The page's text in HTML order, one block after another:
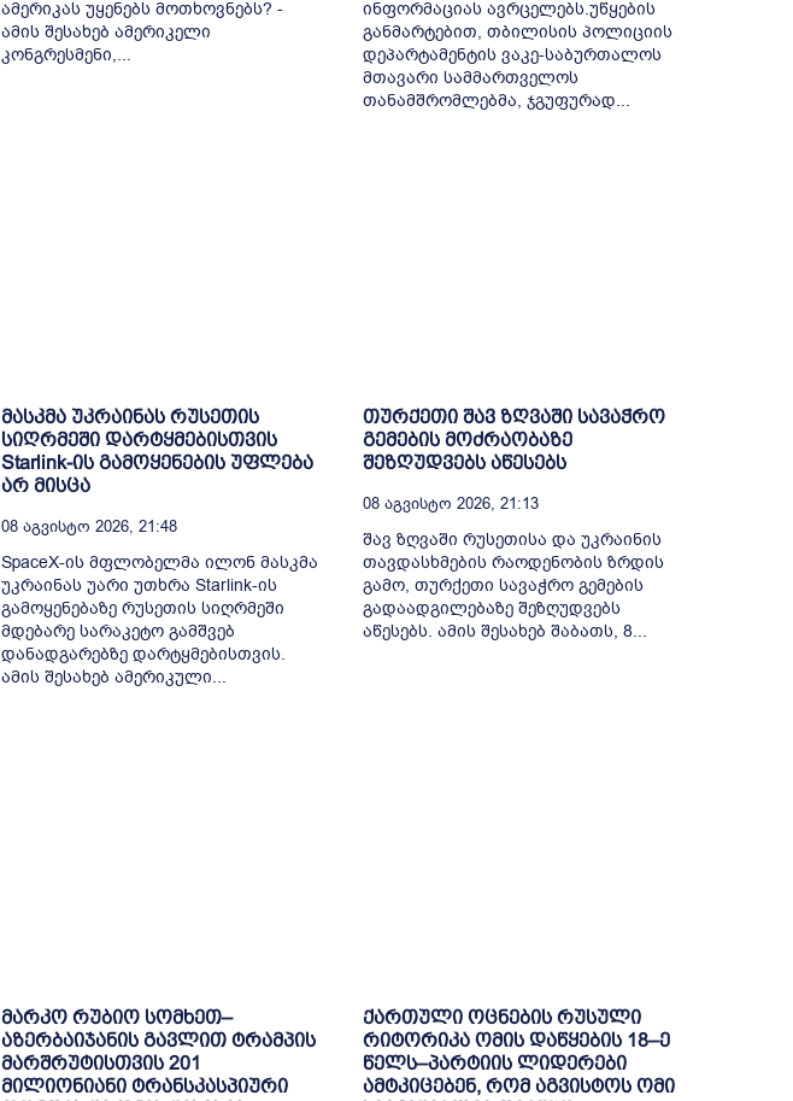
ამერიკას უყენებს მოთხოვნებს? -
ამის შესახებ ამერიკელი
კონგრესმენი,...
ინფორმაციას ავრცელებს.უწყების
განმარტებით, თბილისის პოლიციის
დეპარტამენტის ვაკე-საბურთალოს
მთავარი სამმართველოს
თანამშრომლებმა, ჯგუფურად...
მასკმა უკრაინას რუსეთის
სიღრმეში დარტყმებისთვის
Starlink-ის გამოყენების უფლება
არ მისცა
08 Აგვისტო 2026, 21:48
SpaceX-ის მფლობელმა ილონ მასკმა
უკრაინას უარი უთხრა Starlink-ის
გამოყენებაზე რუსეთის სიღრმეში
მდებარე სარაკეტო გამშვებ
დანადგარებზე დარტყმებისთვის.
ამის შესახებ ამერიკული...
თურქეთი შავ ზღვაში სავაჭრო
გემების მოძრაობაზე
შეზღუდვებს აწესებს
08 Აგვისტო 2026, 21:13
შავ ზღვაში რუსეთისა და უკრაინის
თავდასხმების რაოდენობის ზრდის
გამო, თურქეთი სავაჭრო გემების
გადაადგილებაზე შეზღუდვებს
აწესებს. ამის შესახებ შაბათს, 8...
მარკო რუბიო სომხეთ–
აზერბაიჯანის გავლით ტრამპის
მარშრუტისთვის 201
მილიონიანი ტრანსკასპიური
ქართული ოცნების რუსული
რიტორიკა ომის დაწყების 18–ე
წელს–პარტიის ლიდერები
ამტკიცებენ, რომ აგვისტოს ომი